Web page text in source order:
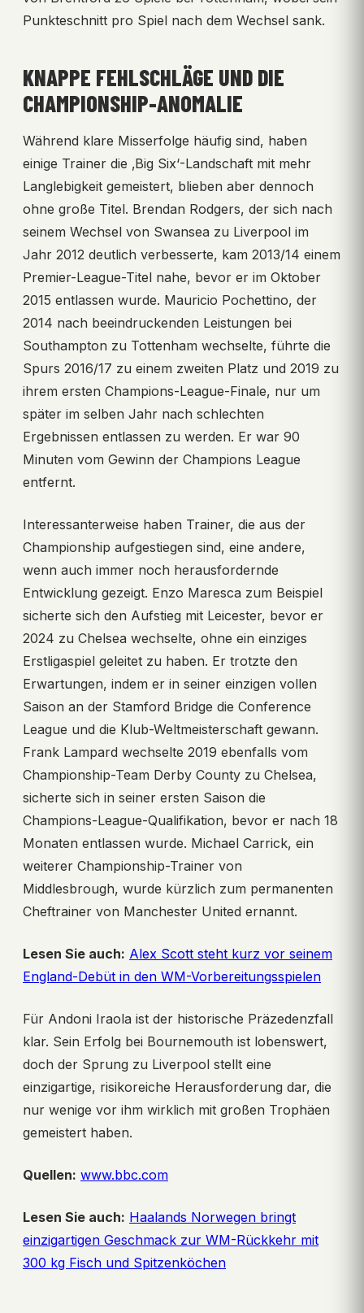
Punkteschnitt pro Spiel nach dem Wechsel sank.
KNAPPE FEHLSCHLÄGE UND DIE
CHAMPIONSHIP-ANOMALIE
Während klare Misserfolge häufig sind, haben
einige Trainer die ‚Big Six‘-Landschaft mit mehr
Langlebigkeit gemeistert, blieben aber dennoch
ohne große Titel. Brendan Rodgers, der sich nach
seinem Wechsel von Swansea zu Liverpool im
Jahr 2012 deutlich verbesserte, kam 2013/14 einem
Premier-League-Titel nahe, bevor er im Oktober
2015 entlassen wurde. Mauricio Pochettino, der
2014 nach beeindruckenden Leistungen bei
Southampton zu Tottenham wechselte, führte die
Spurs 2016/17 zu einem zweiten Platz und 2019 zu
ihrem ersten Champions-League-Finale, nur um
später im selben Jahr nach schlechten
Ergebnissen entlassen zu werden. Er war 90
Minuten vom Gewinn der Champions League
entfernt.
Interessanterweise haben Trainer, die aus der
Championship aufgestiegen sind, eine andere,
wenn auch immer noch herausfordernde
Entwicklung gezeigt. Enzo Maresca zum Beispiel
sicherte sich den Aufstieg mit Leicester, bevor er
2024 zu Chelsea wechselte, ohne ein einziges
Erstligaspiel geleitet zu haben. Er trotzte den
Erwartungen, indem er in seiner einzigen vollen
Saison an der Stamford Bridge die Conference
League und die Klub-Weltmeisterschaft gewann.
Frank Lampard wechselte 2019 ebenfalls vom
Championship-Team Derby County zu Chelsea,
sicherte sich in seiner ersten Saison die
Champions-League-Qualifikation, bevor er nach 18
Monaten entlassen wurde. Michael Carrick, ein
weiterer Championship-Trainer von
Middlesbrough, wurde kürzlich zum permanenten
Cheftrainer von Manchester United ernannt.
Lesen Sie auch: Alex Scott steht kurz vor seinem
England-Debüt in den WM-Vorbereitungsspielen
Für Andoni Iraola ist der historische Präzedenzfall
klar. Sein Erfolg bei Bournemouth ist lobenswert,
doch der Sprung zu Liverpool stellt eine
einzigartige, risikoreiche Herausforderung dar, die
nur wenige vor ihm wirklich mit großen Trophäen
gemeistert haben.
Quellen: www.bbc.com
Lesen Sie auch: Haalands Norwegen bringt
einzigartigen Geschmack zur WM-Rückkehr mit
300 kg Fisch und Spitzenköchen